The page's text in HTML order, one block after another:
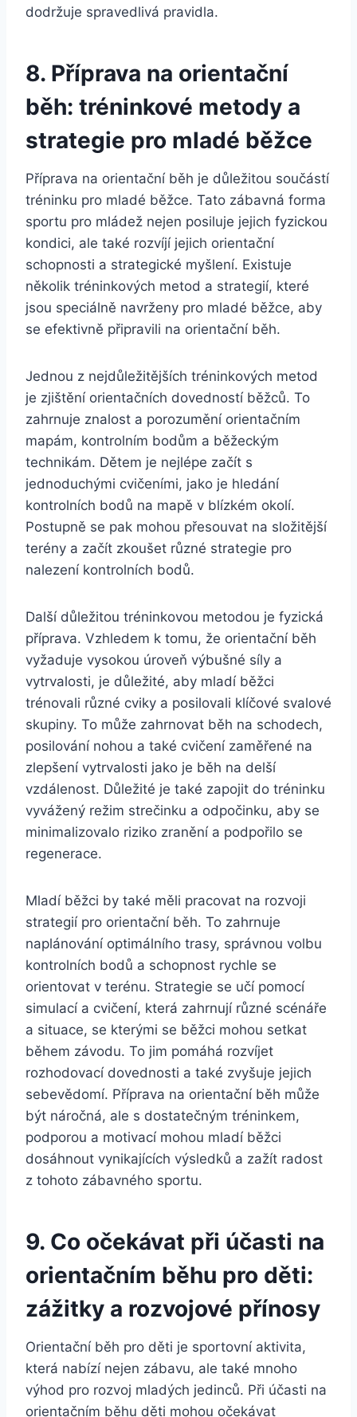
dodržuje spravedlivá pravidla.
8. Příprava na orientační
běh: tréninkové metody a
strategie pro mladé běžce
Příprava na orientační běh je důležitou součástí
tréninku pro mladé běžce. Tato zábavná forma
sportu pro mládež nejen posiluje jejich fyzickou
kondici, ale také rozvíjí jejich orientační
schopnosti a strategické myšlení. Existuje
několik tréninkových metod a strategií, které
jsou speciálně navrženy pro mladé běžce, aby
se efektivně připravili na orientační běh.
Jednou z nejdůležitějších tréninkových metod
je zjištění orientačních dovedností běžců. To
zahrnuje znalost a porozumění orientačním
mapám, kontrolním bodům a běžeckým
technikám. Dětem je nejlépe začít s
jednoduchými cvičeními, jako je hledání
kontrolních bodů na mapě v blízkém okolí.
Postupně se pak mohou přesouvat na složitější
terény a začít zkoušet různé strategie pro
nalezení kontrolních bodů.
Další důležitou tréninkovou metodou je fyzická
příprava. Vzhledem k tomu, že orientační běh
vyžaduje vysokou úroveň výbušné síly a
vytrvalosti, je důležité, aby mladí běžci
trénovali různé cviky a posilovali klíčové svalové
skupiny. To může zahrnovat běh na schodech,
posilování nohou a také cvičení zaměřené na
zlepšení vytrvalosti jako je běh na delší
vzdálenost. Důležité je také zapojit do tréninku
vyvážený režim strečinku a odpočinku, aby se
minimalizovalo riziko zranění a podpořilo se
regenerace.
Mladí běžci by také měli pracovat na rozvoji
strategií pro orientační běh. To zahrnuje
naplánování optimálního trasy, správnou volbu
kontrolních bodů a schopnost rychle se
orientovat v terénu. Strategie se učí pomocí
simulací a cvičení, která zahrnují různé scénáře
a situace, se kterými se běžci mohou setkat
během závodu. To jim pomáhá rozvíjet
rozhodovací dovednosti a také zvyšuje jejich
sebevědomí. Příprava na orientační běh může
být náročná, ale s dostatečným tréninkem,
podporou a motivací mohou mladí běžci
dosáhnout vynikajících výsledků a zažít radost
z tohoto zábavného sportu.
9. Co očekávat při účasti na
orientačním běhu pro děti:
zážitky a rozvojové přínosy
Orientační běh pro děti je sportovní aktivita,
která nabízí nejen zábavu, ale také mnoho
výhod pro rozvoj mladých jedinců. Při účasti na
orientačním běhu děti mohou očekávat